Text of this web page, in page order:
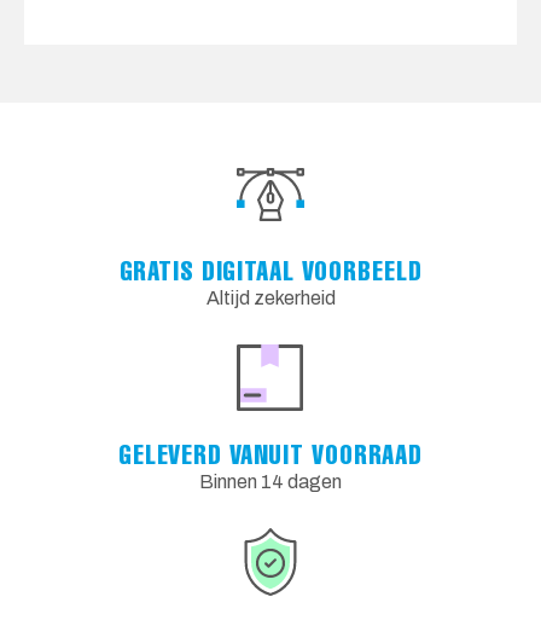
GRATIS DIGITAAL VOORBEELD
Altijd zekerheid
GELEVERD VANUIT VOORRAAD
Binnen 14 dagen